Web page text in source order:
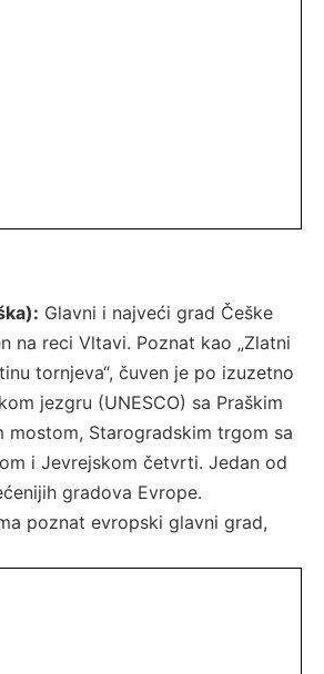
Glavni i najveći grad Češke
na reci Vltavi. Poznat kao „Zlatni
tornjeva“, čuven je po izuzetno
jezgru (UNESCO) sa Praškim
mostom, Starogradskim trgom sa
i Jevrejskom četvrti. Jedan od
gradova Evrope.
poznat evropski glavni grad,